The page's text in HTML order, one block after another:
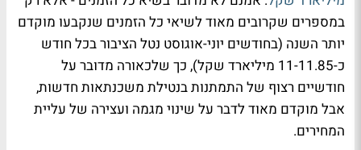
במספרים שקרובים מאוד לשיאי כל הזמנים שנקבעו מוקדם
יותר השנה (בחודשים יוני-אוגוסט נטל הציבור בכל חודש
כ-11-11.85 מיליארד שקל), כך שלכאורה מדובר על
חודשיים רצוף של התמתנות בנטילת משכנתאות חדשות,
אבל מוקדם מאוד לדבר על שינוי מגמה ועצירה של עליית
המחירים.